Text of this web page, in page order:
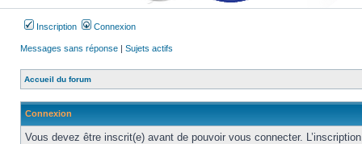
Inscription Connexion
Messages sans réponse | Sujets actifs
Accueil du forum
Connexion
Vous devez être inscrit(e) avant de pouvoir vous connecter.